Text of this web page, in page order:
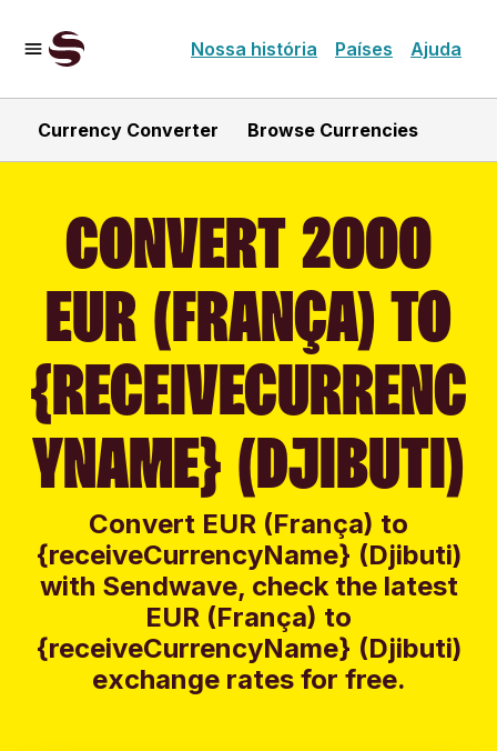
Nossa história Países Ajuda
Currency Converter Browse Currencies
CONVERT 2000
EUR (FRANÇA) TO
{RECEIVECURRENC
YNAME} (DJIBUTI)
Convert EUR (França) to
{receiveCurrencyName} (Djibuti)
with Sendwave, check the latest
EUR (França) to
{receiveCurrencyName} (Djibuti)
exchange rates for free.